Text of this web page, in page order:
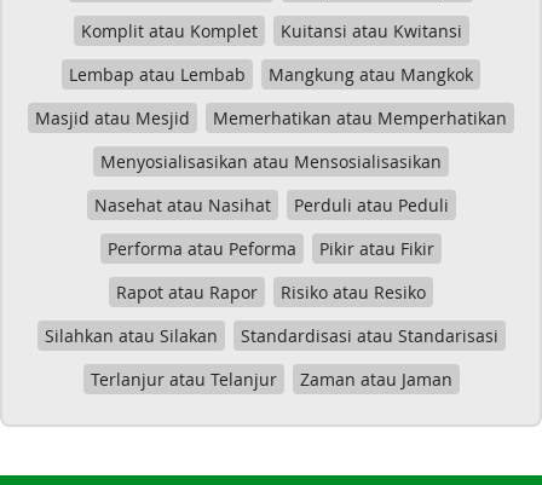
Komplit atau Komplet
Kuitansi atau Kwitansi
Lembap atau Lembab
Mangkung atau Mangkok
Masjid atau Mesjid
Memerhatikan atau Memperhatikan
Menyosialisasikan atau Mensosialisasikan
Nasehat atau Nasihat
Perduli atau Peduli
Performa atau Peforma
Pikir atau Fikir
Rapot atau Rapor
Risiko atau Resiko
Silahkan atau Silakan
Standardisasi atau Standarisasi
Terlanjur atau Telanjur
Zaman atau Jaman